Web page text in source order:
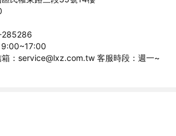
285286
9:00~17:00
：service@lxz.com.tw 客服時段：週一~